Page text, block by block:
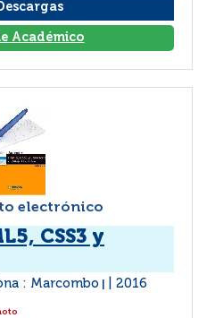
Académico
electrónico
CSS3 y
: Marcombo 2016